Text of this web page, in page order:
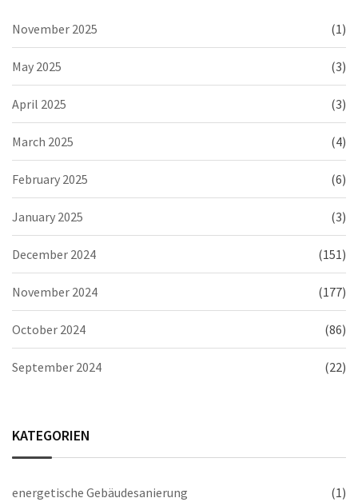
November 2025 (1)
May 2025 (3)
April 2025 (3)
March 2025 (4)
February 2025 (6)
January 2025 (3)
December 2024 (151)
November 2024 (177)
October 2024 (86)
September 2024 (22)
KATEGORIEN
energetische Gebäudesanierung (1)